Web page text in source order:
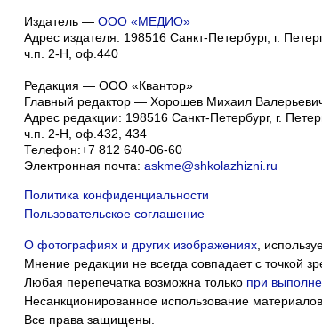
Издатель — ООО «МЕДИО»
Адрес издателя: 198516 Санкт-Петербург, г.
ч.п. 2-Н, оф.440
Редакция — ООО «Квантор»
Главный редактор — Хорошев Михаил
Адрес редакции: 198516 Санкт-Петербург, г.
ч.п. 2-Н, оф.432, 434
Телефон:+7 812 640-06-60
Электронная почта: askme@shkolazhizni.ru
Политика конфиденциальности
Пользовательское соглашение
О фотографиях и других изображениях,
Мнение редакции не всегда совпадает с точкой
Любая перепечатка возможна только при
Несанкционированное использование
Все права защищены.